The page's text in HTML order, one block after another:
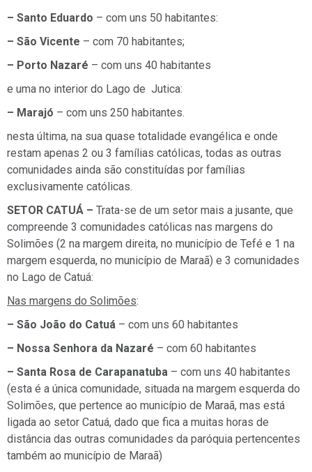
– Santo Eduardo – com uns 50 habitantes:
– São Vicente – com 70 habitantes;
– Porto Nazaré – com uns 40 habitantes
e uma no interior do Lago de Jutica:
– Marajó – com uns 250 habitantes.
nesta última, na sua quase totalidade evangélica e onde
restam apenas 2 ou 3 famílias católicas, todas as outras
comunidades ainda são constituídas por famílias
exclusivamente católicas.
SETOR CATUÁ – Trata-se de um setor mais a jusante, que
compreende 3 comunidades católicas nas margens do
Solimões (2 na margem direita, no município de Tefé e 1 na
margem esquerda, no município de Maraã) e 3 comunidades
no Lago de Catuá:
Nas margens do Solimões:
– São João do Catuá – com uns 60 habitantes
– Nossa Senhora da Nazaré – com 60 habitantes
– Santa Rosa de Carapanatuba – com uns 40 habitantes
(esta é a única comunidade, situada na margem esquerda do
Solimões, que pertence ao município de Maraã, mas está
ligada ao setor Catuá, dado que fica a muitas horas de
distância das outras comunidades da paróquia pertencentes
também ao município de Maraã)